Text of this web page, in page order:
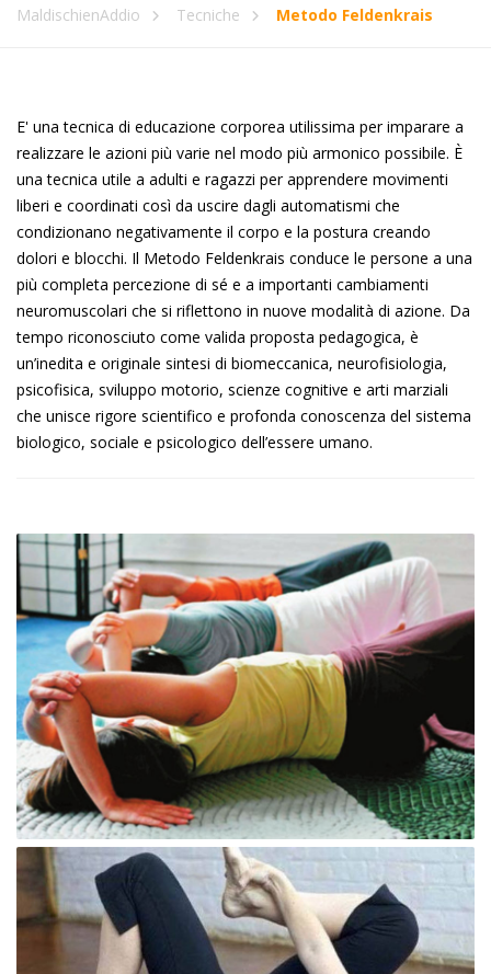
MaldischienAddio Tecniche Metodo Feldenkrais
E' una tecnica di educazione corporea utilissima per imparare a
realizzare le azioni più varie nel modo più armonico possibile. È
una tecnica utile a adulti e ragazzi per apprendere movimenti
liberi e coordinati così da uscire dagli automatismi che
condizionano negativamente il corpo e la postura creando
dolori e blocchi. Il Metodo Feldenkrais conduce le persone a una
più completa percezione di sé e a importanti cambiamenti
neuromuscolari che si riflettono in nuove modalità di azione. Da
tempo riconosciuto come valida proposta pedagogica, è
un’inedita e originale sintesi di biomeccanica, neurofisiologia,
psicofisica, sviluppo motorio, scienze cognitive e arti marziali
che unisce rigore scientifico e profonda conoscenza del sistema
biologico, sociale e psicologico dell’essere umano.